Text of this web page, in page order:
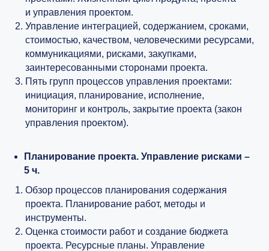
и управления проектом.
Управление интеграцией, содержанием, сроками,
стоимостью, качеством, человеческими ресурсами,
коммуникациями, рисками, закупками,
заинтересованными сторонами проекта.
Пять групп процессов управления проектами:
инициация, планирование, исполнение,
мониторинг и контроль, закрытие проекта (закон
управления проектом).
Планирование проекта. Управление рисками –
5 ч.
Обзор процессов планирования содержания
проекта. Планирование работ, методы и
инструменты.
Оценка стоимости работ и создание бюджета
проекта. Ресурсные планы. Управление